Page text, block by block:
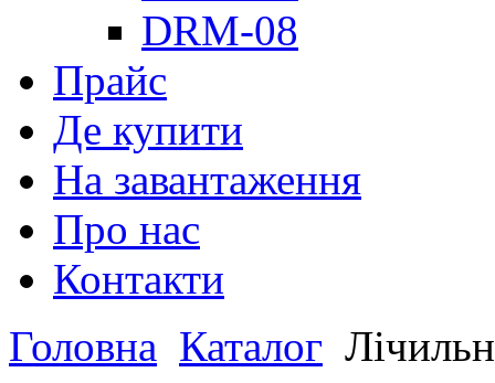
DRM-08
Прайс
Де купити
На завантаження
Про нас
Контакти
Головна Каталог